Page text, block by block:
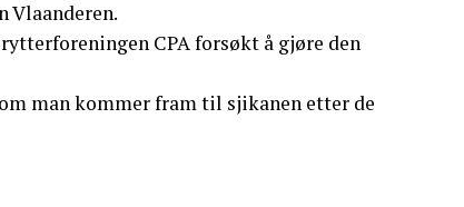
Vlaanderen.
CPA forsøkt å gjøre den
man kommer fram til sjikanen etter de